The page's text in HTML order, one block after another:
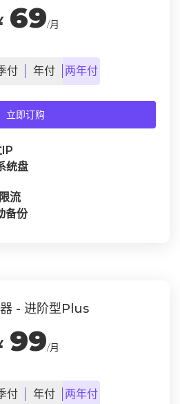
69/月
付 年付 两年付
立即订购
统盘
流
备份
- 进阶型Plus
99/月
付 年付 两年付